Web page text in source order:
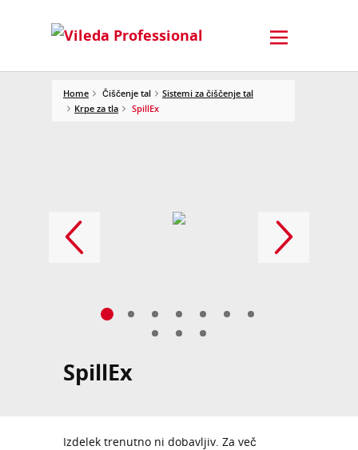
Home Čiščenje tal
Sistemi za čiščenje tal
Krpe za tla
SpillEx
SpillEx
Izdelek trenutno ni dobavljiv. Za več